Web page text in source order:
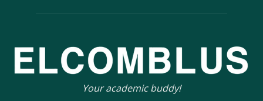
Your academic buddy!